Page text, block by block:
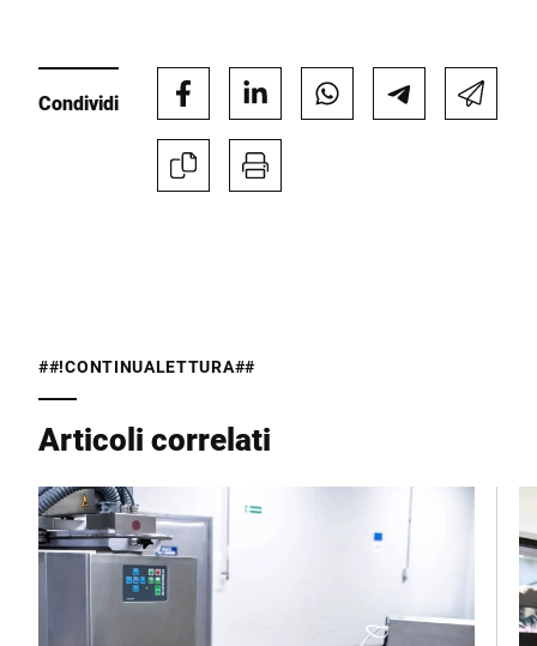
Telefono *
Città *
Il tuo messaggio *
Condividi
##!CONTINUALETTURA##
Articoli correlati